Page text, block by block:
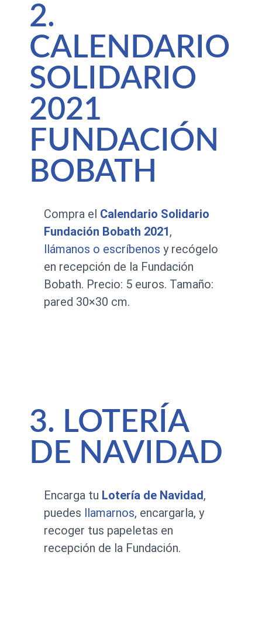
2.
CALENDARIO
SOLIDARIO
2021
FUNDACIÓN
BOBATH
Compra el Calendario Solidario
Fundación Bobath 2021,
llámanos o escríbenos y recógelo
en recepción de la Fundación
Bobath. Precio: 5 euros. Tamaño:
pared 30×30 cm.
3. LOTERÍA
DE NAVIDAD
Encarga tu Lotería de Navidad,
puedes llamarnos, encargarla, y
recoger tus papeletas en
recepción de la Fundación.